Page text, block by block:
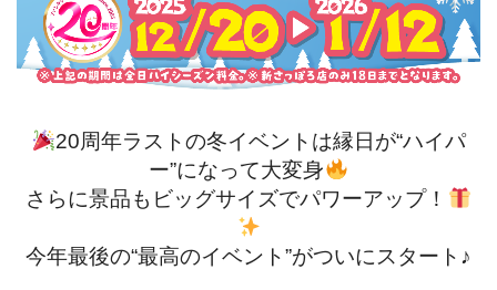
20周年ラストの冬イベントは縁日が“ハイパ
ー”になって大変身
さらに景品もビッグサイズでパワーアップ！
今年最後の“最高のイベント”がついにスタート♪